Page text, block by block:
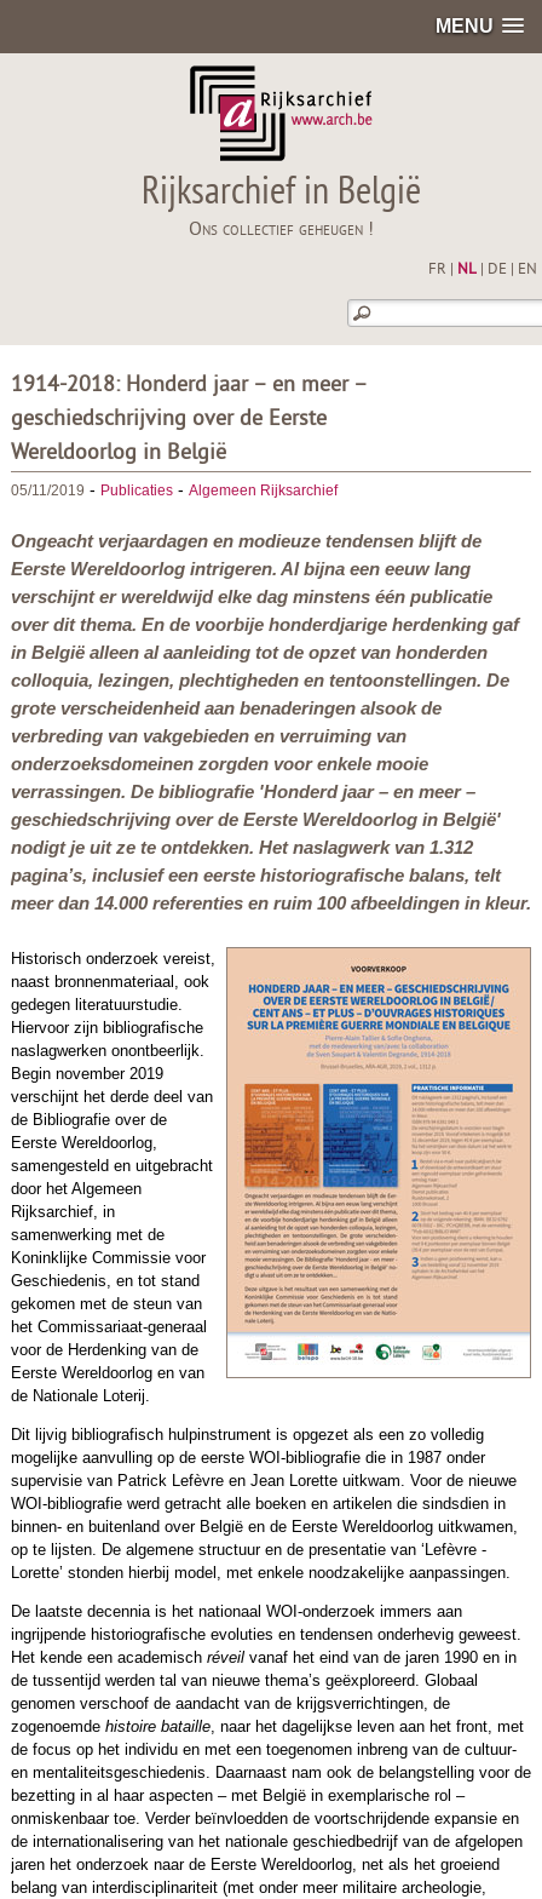
MENU
Rijksarchief in België
Ons collectief geheugen !
FR NL| DE EN
1914-2018: Honderd jaar – en meer –
geschiedschrijving over de Eerste
Wereldoorlog in België
05/11/2019 - Publicaties- Algemeen Rijksarchief
Ongeacht verjaardagen en modieuze tendensen blijft de
Eerste Wereldoorlog intrigeren. Al bijna een eeuw lang
verschijnt er wereldwijd elke dag minstens één publicatie
over dit thema. En de voorbije honderdjarige herdenking gaf
in België alleen al aanleiding tot de opzet van honderden
colloquia, lezingen, plechtigheden en tentoonstellingen. De
grote verscheidenheid aan benaderingen alsook de
verbreding van vakgebieden en verruiming van
onderzoeksdomeinen zorgden voor enkele mooie
verrassingen. De bibliografie 'Honderd jaar – en meer –
geschiedschrijving over de Eerste Wereldoorlog in België'
nodigt je uit ze te ontdekken. Het naslagwerk van 1.312
pagina’s, inclusief een eerste historiografische balans, telt
meer dan 14.000 referenties en ruim 100 afbeeldingen in kleur.
Historisch onderzoek vereist,
naast bronnenmateriaal, ook
gedegen literatuurstudie.
Hiervoor zijn bibliografische
naslagwerken onontbeerlijk.
Begin november 2019
verschijnt het derde deel van
de Bibliografie over de
Eerste Wereldoorlog,
samengesteld en uitgebracht
door het Algemeen
Rijksarchief, in
samenwerking met de
Koninklijke Commissie voor
Geschiedenis, en tot stand
gekomen met de steun van
het Commissariaat-generaal
voor de Herdenking van de
Eerste Wereldoorlog en van
de Nationale Loterij.
Dit lijvig bibliografisch hulpinstrument is opgezet als een zo volledig
mogelijke aanvulling op de eerste WOI-bibliografie die in 1987 onder
supervisie van Patrick Lefèvre en Jean Lorette uitkwam. Voor de nieuwe
WOI-bibliografie werd getracht alle boeken en artikelen die sindsdien in
binnen- en buitenland over België en de Eerste Wereldoorlog uitkwamen,
op te lijsten. De algemene structuur en de presentatie van ‘Lefèvre -
Lorette’ stonden hierbij model, met enkele noodzakelijke aanpassingen.
De laatste decennia is het nationaal WOI-onderzoek immers aan
ingrijpende historiografische evoluties en tendensen onderhevig geweest.
Het kende een academisch réveilvanaf het eind van de jaren 1990 en in
de tussentijd werden tal van nieuwe thema’s geëxploreerd. Globaal
genomen verschoof de aandacht van de krijgsverrichtingen, de
zogenoemde histoire bataille, naar het dagelijkse leven aan het front, met
de focus op het individu en met een toegenomen inbreng van de cultuur-
en mentaliteitsgeschiedenis. Daarnaast nam ook de belangstelling voor de
bezetting in al haar aspecten – met België in exemplarische rol –
onmiskenbaar toe. Verder beïnvloedden de voortschrijdende expansie en
de internationalisering van het nationale geschiedbedrijf van de afgelopen
jaren het onderzoek naar de Eerste Wereldoorlog, net als het groeiend
belang van interdisciplinariteit (met onder meer militaire archeologie,